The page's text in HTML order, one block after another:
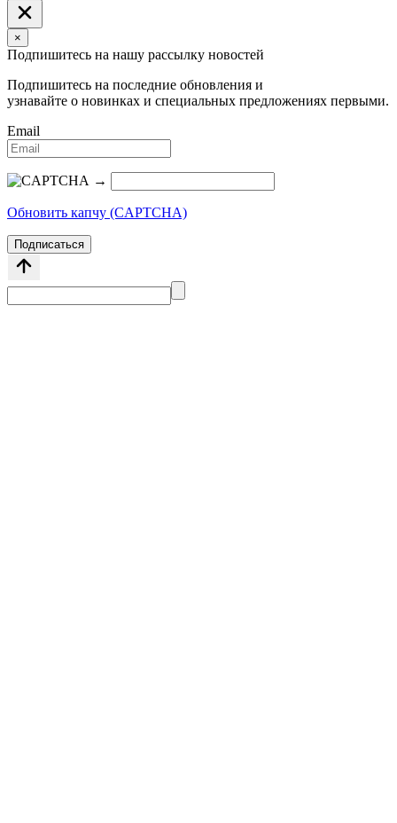
×
Подпишитесь на нашу рассылку новостей
Подпишитесь на последние обновления и
узнавайте о новинках и специальных предложениях первыми.
Email
→
Обновить капчу (CAPTCHA)
Подписаться